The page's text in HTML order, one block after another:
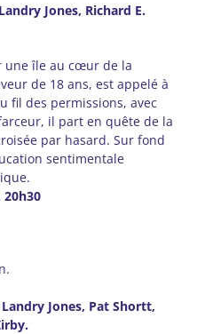
Jones, Richard E.
une île au cœur de la
de 18 ans, est appelé à
fil des permissions, avec
il part en quête de la
par hasard. Sur fond
sentimentale
Jones, Pat Shortt,